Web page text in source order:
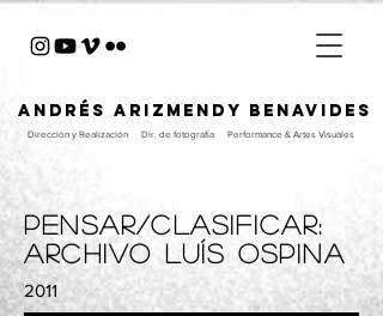
ANDRÉS ARIZMENDY BENAVIDES
Dirección y Realización Dir. de fotografía Performance & Artes Visuales
Pensar/Clasificar:
Archivo Luís Ospina
2011